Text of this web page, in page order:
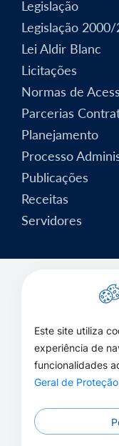
Legislação
Legislação
Lei Aldir Blanc
Licitações
Normas de
Parcerias
Planejamento
Processo
Publicações
Receitas
Servidores
Este site utiliza
experiência de
funcionalidades
Geral de